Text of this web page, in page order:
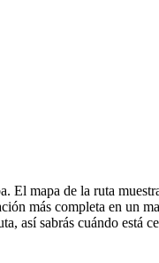
mapa de la ruta
más completa en un
así sabrás cuándo está